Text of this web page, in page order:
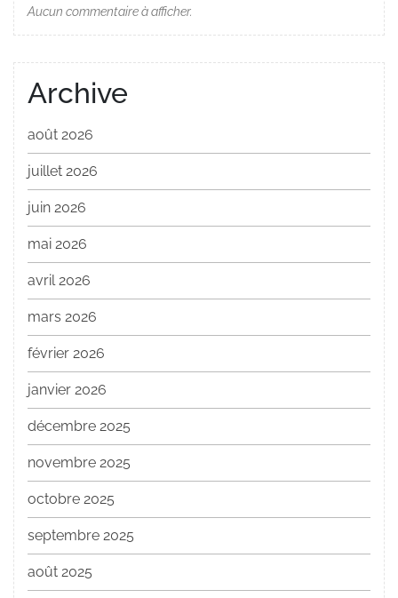
Aucun commentaire à afficher.
Archive
août 2026
juillet 2026
juin 2026
mai 2026
avril 2026
mars 2026
février 2026
janvier 2026
décembre 2025
novembre 2025
octobre 2025
septembre 2025
août 2025